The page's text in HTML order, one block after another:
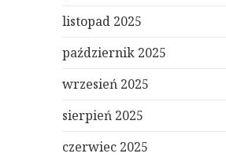
listopad 2025
październik 2025
wrzesień 2025
sierpień 2025
czerwiec 2025